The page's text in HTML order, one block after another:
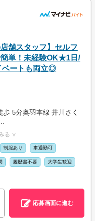
店舗スタッフ】セルフ
単！未経験OK★1日/
ベートも両立◎
5分奥羽本線 井川さく
る ∨
制服あり 車通勤可
履歴書不要 大学生歓迎
応募画面に進む